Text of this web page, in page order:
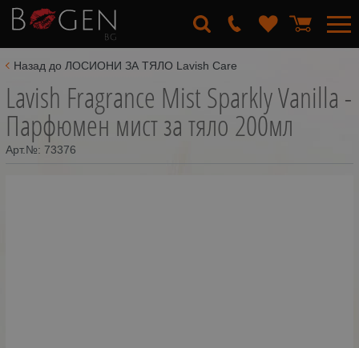
Назад до ЛОСИОНИ ЗА ТЯЛО Lavish Care
Lavish Fragrance Mist Sparkly Vanilla -
Парфюмен мист за тяло 200мл
Арт.№: 73376